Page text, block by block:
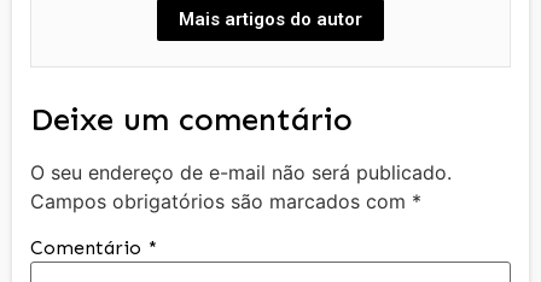
Mais artigos do autor
Deixe um comentário
O seu endereço de e-mail não será publicado.
Campos obrigatórios são marcados com *
Comentário *